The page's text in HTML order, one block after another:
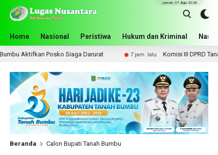
Home Nasional Peristiwa Hukum dan Kriminal
Jumat, 07 Agu 2026
Aktifkan Posko Siaga Darurat 7 jam lalu Komisi III DPRD
Beranda Calon Bupati Tanah Bumbu